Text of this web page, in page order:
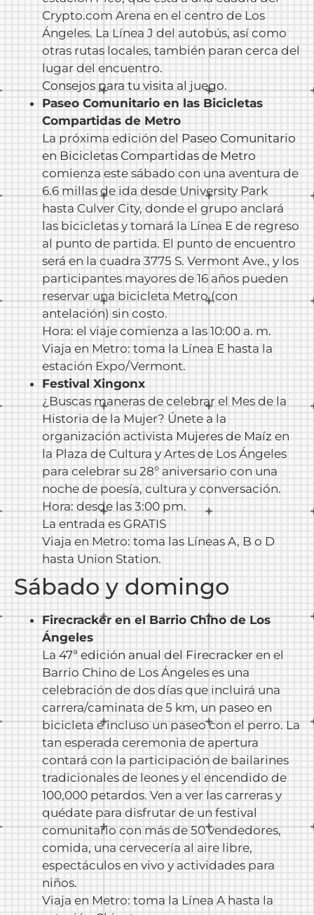
Crypto.com Arena en el centro de Los
Ángeles. La Línea J del autobús, así como
otras rutas locales, también paran cerca del
lugar del encuentro.
Consejos para tu visita al juego.
Paseo Comunitario en las Bicicletas
Compartidas de Metro
La próxima edición del Paseo Comunitario
en Bicicletas Compartidas de Metro
comienza este sábado con una aventura de
6.6 millas de ida desde University Park
hasta Culver City, donde el grupo anclará
las bicicletas y tomará la Línea E de regreso
al punto de partida. El punto de encuentro
será en la cuadra 3775 S. Vermont Ave., y los
participantes mayores de 16 años pueden
reservar una bicicleta Metro (con
antelación) sin costo.
Hora: el viaje comienza a las 10:00 a. m.
Viaja en Metro: toma la Línea E hasta la
estación Expo/Vermont.
Festival Xingonx
¿Buscas maneras de celebrar el Mes de la
Historia de la Mujer? Únete a la
organización activista Mujeres de Maíz en
la Plaza de Cultura y Artes de Los Ángeles
para celebrar su 28º aniversario con una
noche de poesía, cultura y conversación.
Hora: desde las 3:00 pm.
La entrada es GRATIS
Viaja en Metro: toma las Líneas A, B o D
hasta Union Station.
Sábado y domingo
Firecracker en el Barrio Chino de Los
Ángeles
La 47ª edición anual del Firecracker en el
Barrio Chino de Los Ángeles es una
celebración de dos días que incluirá una
carrera/caminata de 5 km, un paseo en
bicicleta e incluso un paseo con el perro. La
tan esperada ceremonia de apertura
contará con la participación de bailarines
tradicionales de leones y el encendido de
100,000 petardos. Ven a ver las carreras y
quédate para disfrutar de un festival
comunitario con más de 50 vendedores,
comida, una cervecería al aire libre,
espectáculos en vivo y actividades para
niños.
Viaja en Metro: toma la Línea A hasta la